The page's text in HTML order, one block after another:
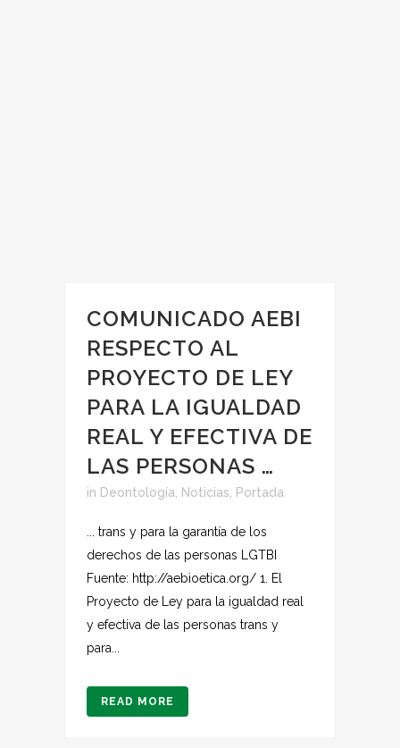
COMUNICADO AEBI
RESPECTO AL
PROYECTO DE LEY
PARA LA IGUALDAD
REAL Y EFECTIVA DE
LAS PERSONAS …
in Deontología Noticias Portada
... trans y para la garantía de los
derechos de las personas LGTBI
Fuente: http://aebioetica.org/ 1. El
Proyecto de Ley para la igualdad real
y efectiva de las personas trans y
para...
READ MORE